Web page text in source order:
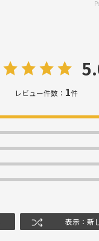
レビュー件数： 1件
表示：新